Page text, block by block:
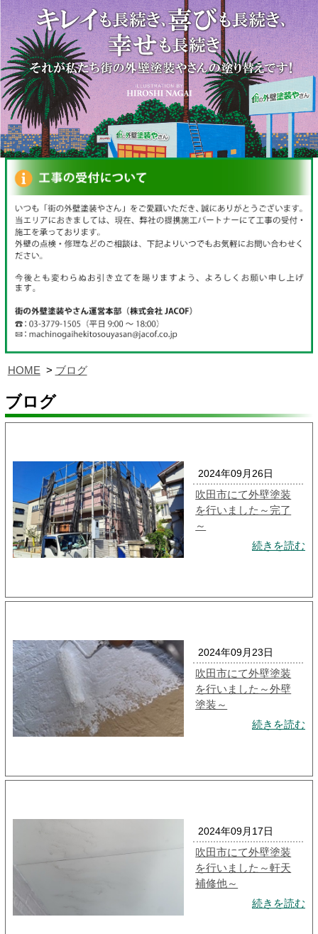
HOME ブログ
ブログ
2024年09月26日
吹田市にて外壁塗装
を行いました～完了
～
続きを読む
2024年09月23日
吹田市にて外壁塗装
を行いました～外壁
塗装～
続きを読む
2024年09月17日
吹田市にて外壁塗装
を行いました～軒天
補修他～
続きを読む